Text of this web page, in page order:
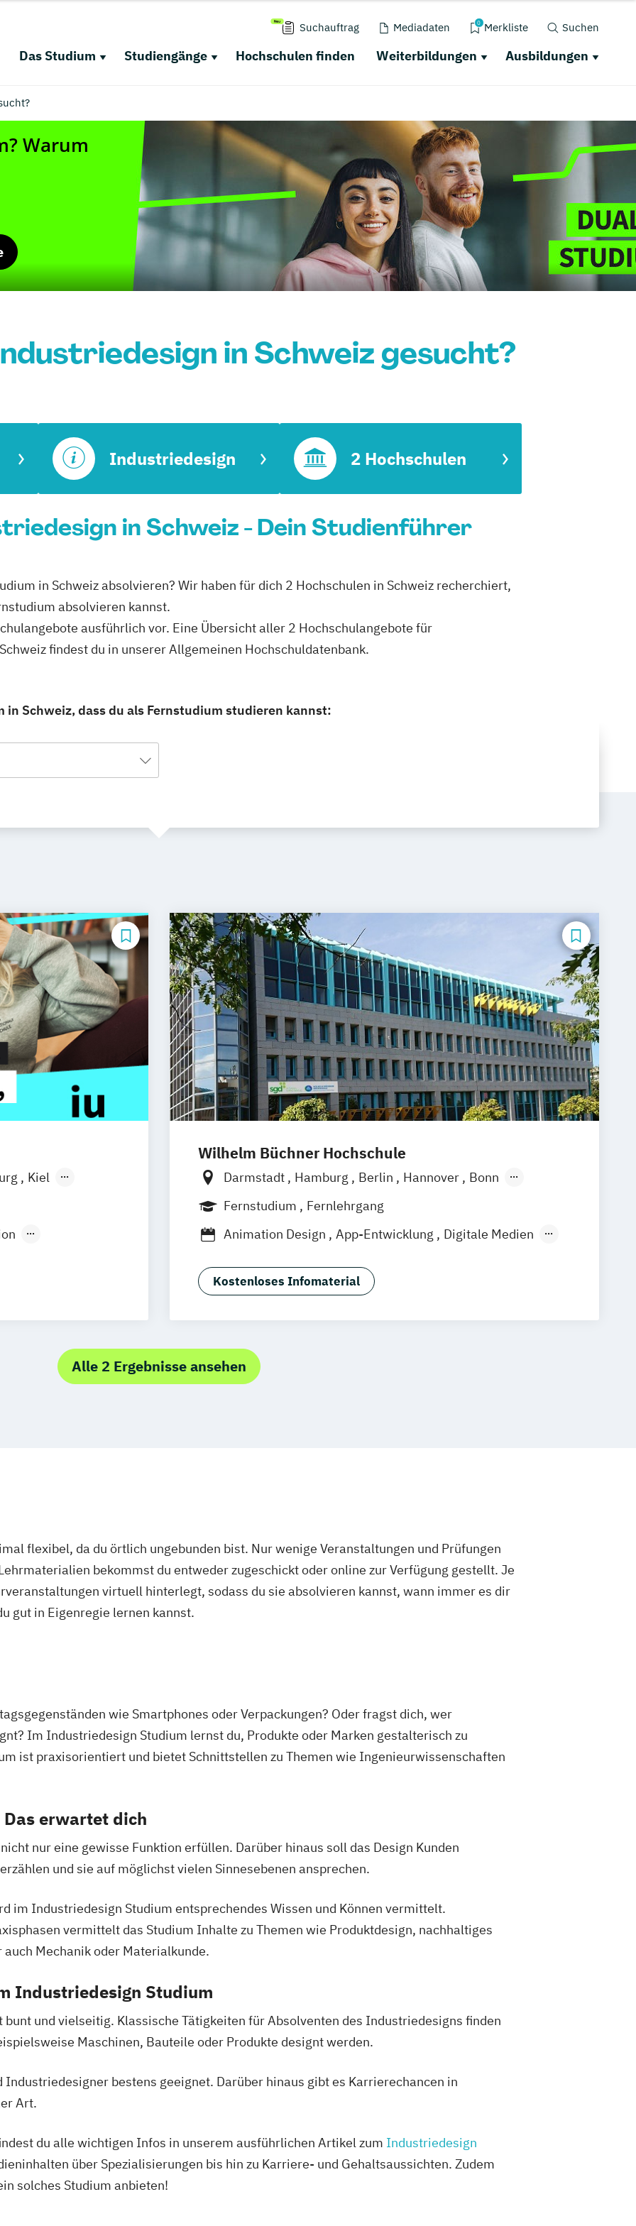
Suchauftrag Mediadaten 0 Merkliste Suchen
Das Studium Studiengänge Hochschulen finden Weiterbildungen Ausbildungen
in Schweiz gesucht?
Industriedesign 2 Hochschulen
in Schweiz - Dein Studienführer
in Schweiz absolvieren? Wir haben für dich 2 Hochschulen in Schweiz recherchiert,
absolvieren kannst.
ausführlich vor. Eine Übersicht aller 2 Hochschulangebote für
findest du in unserer Allgemeinen Hochschuldatenbank.
Schweiz, dass du als Fernstudium studieren kannst:
Kiel
Neu-Ulm
Wilhelm Büchner Hochschule
Darmstadt Hamburg Berlin Hannover
Bonn
Nürnberg
München
Wien Zürich Rostock
Fernstudium
Fernlehrgang
Animation Design
App-Entwicklung
Digitale Medien
Kommunikationsdesign Media Production
Mediengestaltung Nachhaltiges Design
Kostenloses Infomaterial
Alle 2 Ergebnisse ansehen
flexibel, da du örtlich ungebunden bist. Nur wenige Veranstaltungen und Prüfungen
bekommst du entweder zugeschickt oder online zur Verfügung gestellt. Je
virtuell hinterlegt, sodass du sie absolvieren kannst, wann immer es dir
gut in Eigenregie lernen kannst.
wie Smartphones oder Verpackungen? Oder fragst dich, wer
Im Industriedesign Studium lernst du, Produkte oder Marken gestalterisch zu
ist praxisorientiert und bietet Schnittstellen zu Themen wie Ingenieurwissenschaften
erwartet dich
nur eine gewisse Funktion erfüllen. Darüber hinaus soll das Design Kunden
und sie auf möglichst vielen Sinnesebenen ansprechen.
im Industriedesign Studium entsprechendes Wissen und Können vermittelt.
vermittelt das Studium Inhalte zu Themen wie Produktdesign, nachhaltiges
Mechanik oder Materialkunde.
Industriedesign Studium
und vielseitig. Klassische Tätigkeiten für Absolventen des Industriedesigns finden
Maschinen, Bauteile oder Produkte designt werden.
Industriedesigner bestens geeignet. Darüber hinaus gibt es Karrierechancen in
Art.
du alle wichtigen Infos in unserem ausführlichen Artikel zum Industriedesign
über Spezialisierungen bis hin zu Karriere- und Gehaltsaussichten. Zudem
solches Studium anbieten!